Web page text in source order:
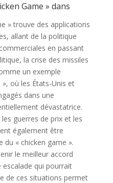
Game » dans
» trouve des applications
allant de la politique
en passant
la crise des missiles
un exemple
où les États-Unis et
dans une
dévastatrice.
guerres de prix et les
également être
du « chicken game ».
le meilleur accord
qui pourrait
de ces situations permet